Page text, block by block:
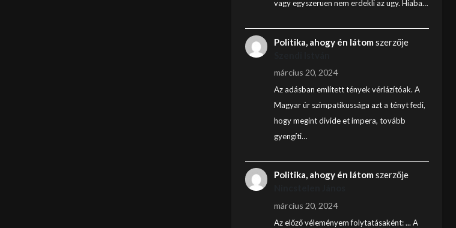
vagy egyszeruen nem erdekli az ugy. Hiaba…
Politika, ahogy én látom szerzője
március 20, 2024
Az adásban említett tények vérlázítóak. A
Magyar úr szimpatikussága azt a tényt fedi,
hogy megint divide et impera, tovább
gyengíti…
Politika, ahogy én látom szerzője
március 20, 2024
Az előző véleményem folytatásaként: ... A